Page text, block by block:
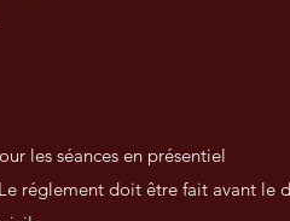
les séances en présentiel
doit être fait avant le